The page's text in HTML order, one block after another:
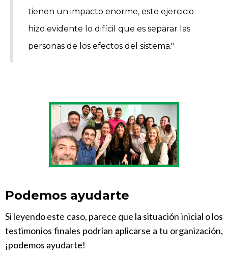
tienen un impacto enorme, este ejercicio
hizo evidente lo difícil que es separar las
personas de los efectos del sistema."
Podemos ayudarte
Si leyendo este caso, parece que la situación inicial o los
testimonios finales podrían aplicarse a tu organización,
¡podemos ayudarte!